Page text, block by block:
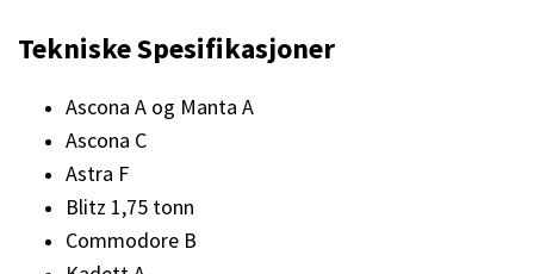
Tekniske Spesifikasjoner
Ascona A og Manta A
Ascona C
Astra F
Blitz 1,75 tonn
Commodore B